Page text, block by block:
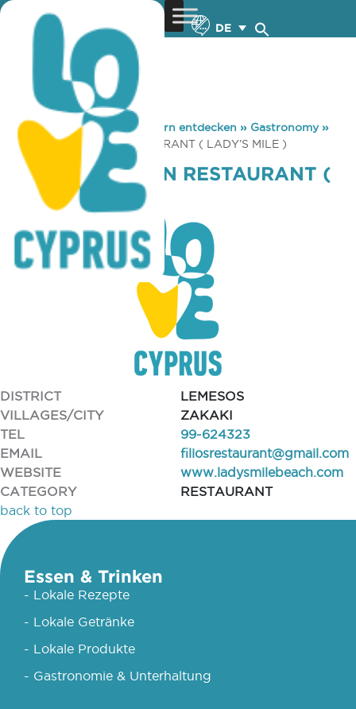
DE
You are here: Home »Zypern entdecken » Gastronomy»
CAPTAIN’S CABIN RESTAURANT ( LADY’S MILE )
CAPTAIN’S CABIN RESTAURANT (
LADY’S MILE )
DISTRICT
LEMESOS
VILLAGES/CITY
ZAKAKI
TEL
99-624323
EMAIL
filiosrestaurant@gmail.com
WEBSITE
www.ladysmilebeach.com
CATEGORY
RESTAURANT
back to top
Essen & Trinken
- Lokale Rezepte
- Lokale Getränke
- Lokale Produkte
- Gastronomie & Unterhaltung